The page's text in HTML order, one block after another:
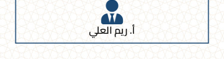
أ. ريم العلي